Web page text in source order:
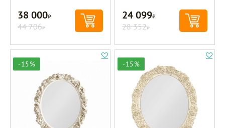
38 000Р
44 706Р
24 099Р
28 352Р
-15% -15%